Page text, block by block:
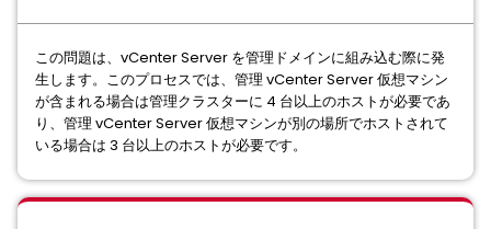
この問題は、vCenter Server を管理ドメインに組み込む際に発
生します。このプロセスでは、管理 vCenter Server 仮想マシン
が含まれる場合は管理クラスターに 4 台以上のホストが必要であ
り、管理 vCenter Server 仮想マシンが別の場所でホストされて
いる場合は 3 台以上のホストが必要です。